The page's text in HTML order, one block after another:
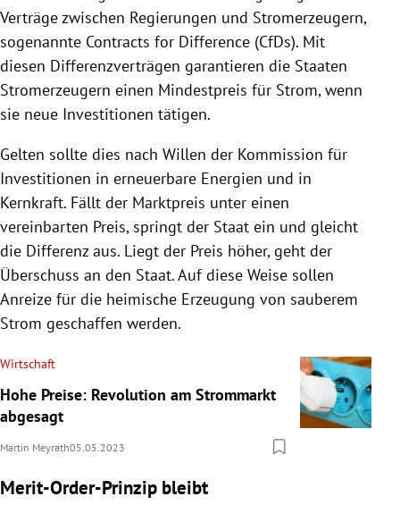
Verträge zwischen Regierungen und Stromerzeugern,
sogenannte Contracts for Difference (CfDs). Mit
diesen Differenzverträgen garantieren die Staaten
Stromerzeugern einen Mindestpreis für Strom, wenn
sie neue Investitionen tätigen.
Gelten sollte dies nach Willen der Kommission für
Investitionen in erneuerbare Energien und in
Kernkraft. Fällt der Marktpreis unter einen
vereinbarten Preis, springt der Staat ein und gleicht
die Differenz aus. Liegt der Preis höher, geht der
Überschuss an den Staat. Auf diese Weise sollen
Anreize für die heimische Erzeugung von sauberem
Strom geschaffen werden.
Wirtschaft
Hohe Preise: Revolution am Strommarkt
abgesagt
Martin Meyrath05.05.2023
Merit-Order-Prinzip bleibt